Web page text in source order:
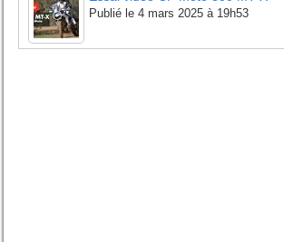
Publié le 4 mars 2025 à 19h53